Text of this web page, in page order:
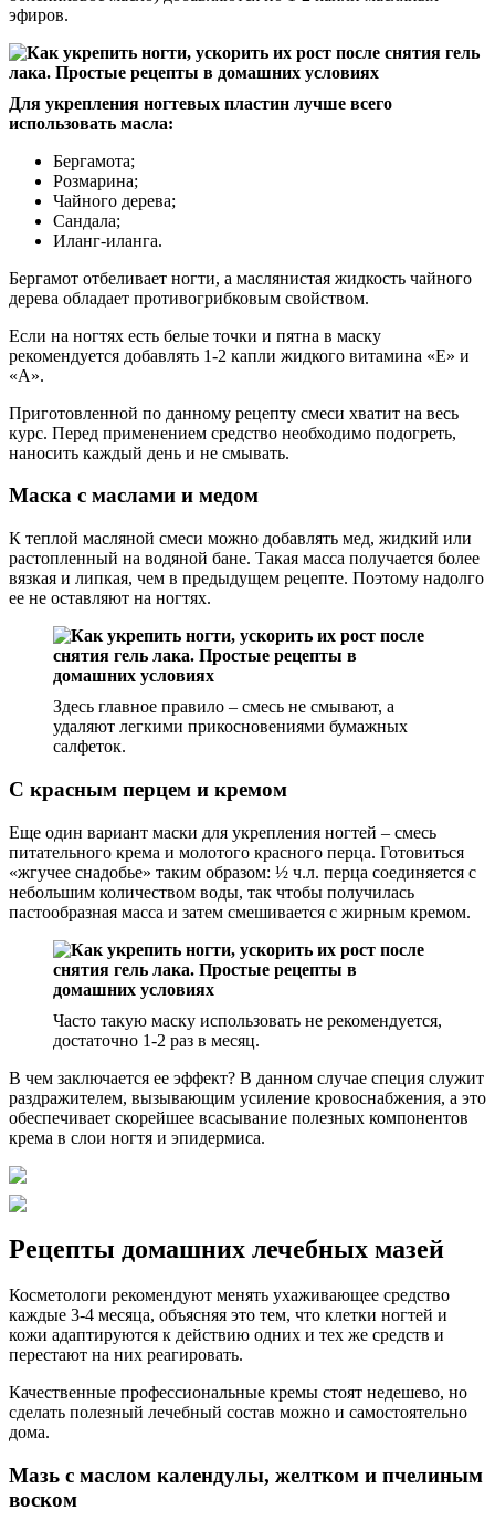
эфиров.
Для укрепления ногтевых пластин лучше всего
использовать масла:
Бергамота;
Розмарина;
Чайного дерева;
Сандала;
Иланг-иланга.
Бергамот отбеливает ногти, а маслянистая жидкость чайного
дерева обладает противогрибковым свойством.
Если на ногтях есть белые точки и пятна в маску
рекомендуется добавлять 1-2 капли жидкого витамина «Е» и
«А».
Приготовленной по данному рецепту смеси хватит на весь
курс. Перед применением средство необходимо подогреть,
наносить каждый день и не смывать.
Маска с маслами и медом
К теплой масляной смеси можно добавлять мед, жидкий или
растопленный на водяной бане. Такая масса получается более
вязкая и липкая, чем в предыдущем рецепте. Поэтому надолго
ее не оставляют на ногтях.
Здесь главное правило – смесь не смывают, а
удаляют легкими прикосновениями бумажных
салфеток.
С красным перцем и кремом
Еще один вариант маски для укрепления ногтей – смесь
питательного крема и молотого красного перца. Готовиться
«жгучее снадобье» таким образом: ½ ч.л. перца соединяется с
небольшим количеством воды, так чтобы получилась
пастообразная масса и затем смешивается с жирным кремом.
Часто такую маску использовать не рекомендуется,
достаточно 1-2 раз в месяц.
В чем заключается ее эффект? В данном случае специя служит
раздражителем, вызывающим усиление кровоснабжения, а это
обеспечивает скорейшее всасывание полезных компонентов
крема в слои ногтя и эпидермиса.
Рецепты домашних лечебных мазей
Косметологи рекомендуют менять ухаживающее средство
каждые 3-4 месяца, объясняя это тем, что клетки ногтей и
кожи адаптируются к действию одних и тех же средств и
перестают на них реагировать.
Качественные профессиональные кремы стоят недешево, но
сделать полезный лечебный состав можно и самостоятельно
дома.
Мазь с маслом календулы, желтком и пчелиным
воском